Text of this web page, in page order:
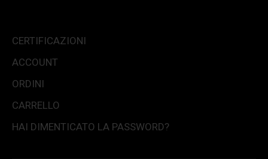
CERTIFICAZIONI
ACCOUNT
ORDINI
CARRELLO
HAI DIMENTICATO LA PASSWORD?